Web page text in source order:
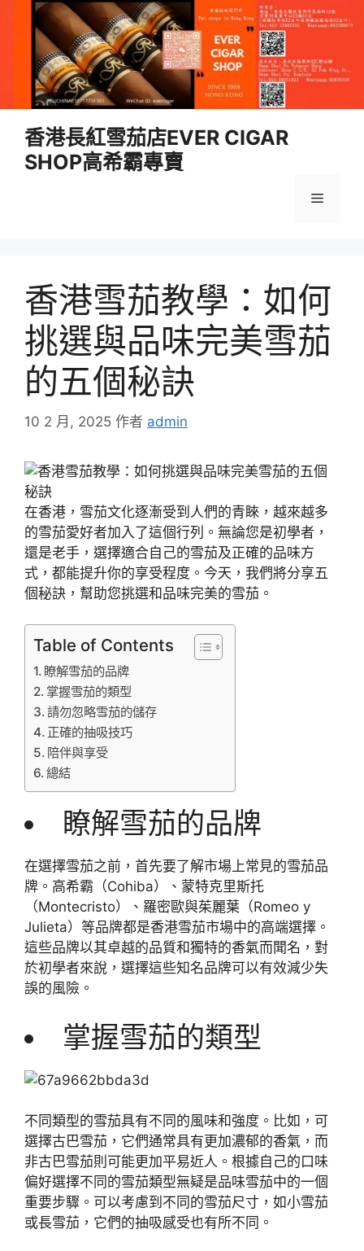
香港長紅雪茄店EVER CIGAR
SHOP高希霸專賣
選
香港雪茄教學：如何
挑選與品味完美雪茄
的五個秘訣
10 2 月, 2025 作者 admin
在香港，雪茄文化逐漸受到人們的青睞，越來越多
的雪茄愛好者加入了這個行列。無論您是初學者，
還是老手，選擇適合自己的雪茄及正確的品味方
式，都能提升你的享受程度。今天，我們將分享五
個秘訣，幫助您挑選和品味完美的雪茄。
Table of Contents
瞭解雪茄的品牌
掌握雪茄的類型
請勿忽略雪茄的儲存
正確的抽吸技巧
陪伴與享受
總結
瞭解雪茄的品牌
在選擇雪茄之前，首先要了解市場上常見的雪茄品
牌。高希霸（Cohiba）、蒙特克里斯托
（Montecristo）、羅密歐與茱麗葉（Romeo y
Julieta）等品牌都是香港雪茄市場中的高端選擇。
這些品牌以其卓越的品質和獨特的香氣而聞名，對
於初學者來說，選擇這些知名品牌可以有效減少失
誤的風險。
掌握雪茄的類型
不同類型的雪茄具有不同的風味和強度。比如，可
選擇古巴雪茄，它們通常具有更加濃郁的香氣，而
非古巴雪茄則可能更加平易近人。根據自己的口味
偏好選擇不同的雪茄類型無疑是品味雪茄中的一個
重要步驟。可以考慮到不同的雪茄尺寸，如小雪茄
或長雪茄，它們的抽吸感受也有所不同。